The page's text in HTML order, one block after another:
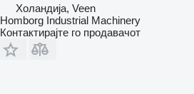
Холандија, Veen
Homborg Industrial Machinery
Контактирајте го продавачот